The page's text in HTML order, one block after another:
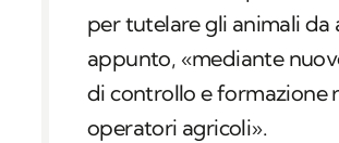
per tutelare gli animali da
appunto, «mediante
di controllo e formazione
operatori agricoli».